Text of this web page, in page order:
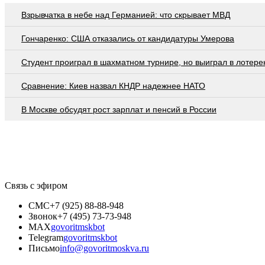
Взрывчатка в небе над Германией: что скрывает МВД
Гончаренко: США отказались от кандидатуры Умерова
Студент проиграл в шахматном турнире, но выиграл в
Сравнение: Киев назвал КНДР надежнее НАТО
В Москве обсудят рост зарплат и пенсий в России
Связь с эфиром
СМС+7 (925) 88-88-948
Звонок+7 (495) 73-73-948
MAXgovoritmskbot
Telegramgovoritmskbot
Письмоinfo@govoritmoskva.ru